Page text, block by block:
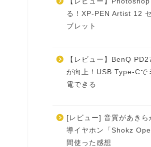
る！XP-PEN Artist 12
ブレット
【レビュー】BenQ
が向上！USB Type-Cで
電できる
[レビュー] 音質があきら
導イヤホン「Shokz
間使った感想